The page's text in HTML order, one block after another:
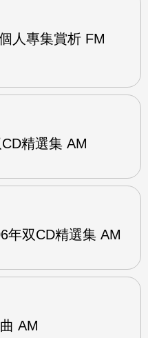
人專集賞析 FM
精選集 AM
年双CD精選集 AM
AM